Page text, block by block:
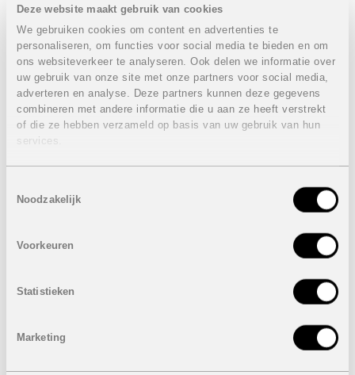
Deze website maakt gebruik van cookies
We gebruiken cookies om content en advertenties te
personaliseren, om functies voor social media te bieden en om
ons websiteverkeer te analyseren. Ook delen we informatie over
uw gebruik van onze site met onze partners voor social media,
adverteren en analyse. Deze partners kunnen deze gegevens
combineren met andere informatie die u aan ze heeft verstrekt
of die ze hebben verzameld op basis van uw gebruik van hun
services.
Noodzakelijk
Voorkeuren
Statistieken
Marketing
2 Slaapkamers
2 Badkamers
Bebouwde oppervlakte: van 127,43 m² tot 157,28 m²
Terras niet-overdekt: van 12,12 m² tot 62,16 m²
Terras overdekt: van 17,81 m² tot 44,56 m²
Airconditioning
Gemeenschappelijke fitness
Gemeenschappelijk zwembad
Prijzen van
Eigenschappen appartementen 3 slaapkamers:
3 Slaapkamers
Bebouwde oppervlakte: van 142,23 m² tot 150,09 m²
Terras niet-overdekt: van 16,49 m² tot 7,28 m²
Gemeenschappelijke fitness
Prijzen van